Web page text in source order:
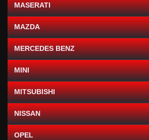
MASERATI
MAZDA
MERCEDES BENZ
MINI
MITSUBISHI
NISSAN
OPEL